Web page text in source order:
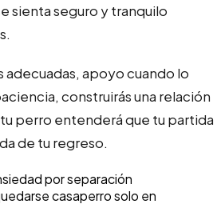
sienta seguro y tranquilo
adecuadas, apoyo cuando lo
construirás una relación
perro entenderá que tu partida
de tu regreso.
por separación
casaperro solo en